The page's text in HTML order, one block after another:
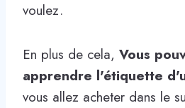
voulez.
En plus de cela, Vous
apprendre l'étiquette
vous allez acheter dans le